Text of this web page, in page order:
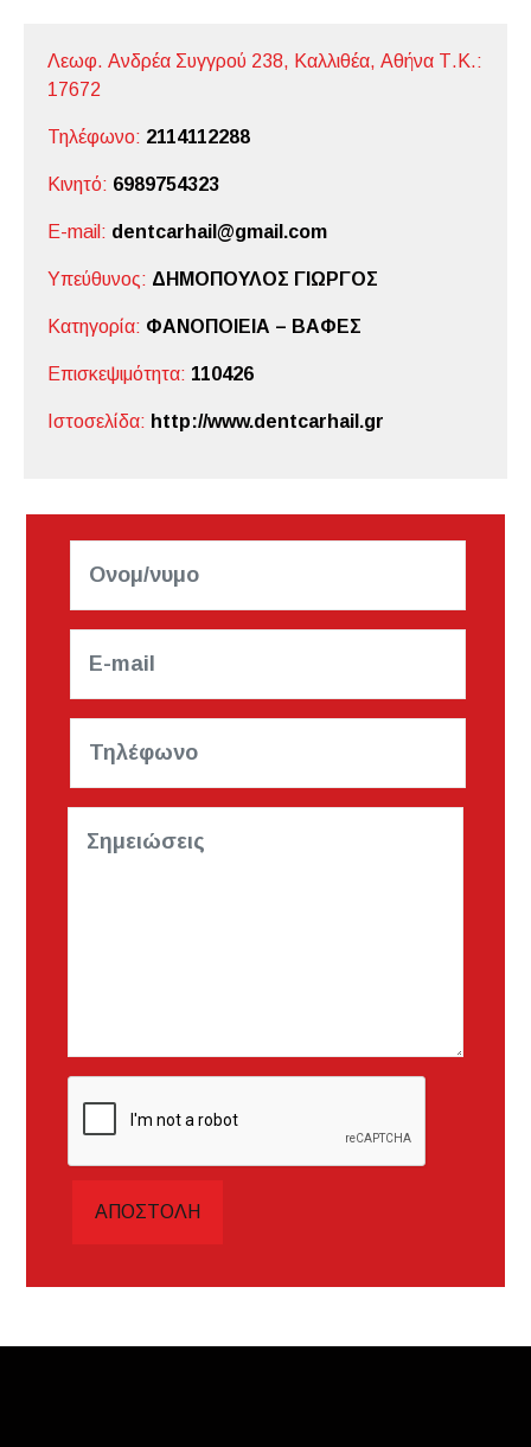
ΑΠΟΣΤΟΛΉ
Λεωφ. Ανδρέα Συγγρού 238, Καλλιθέα, Αθήνα Τ.Κ.:
17672
Τηλέφωνο: 2114112288
Κινητό: 6989754323
E-mail: dentcarhail@gmail.com
Υπεύθυνος: ΔΗΜΟΠΟΥΛΟΣ ΓΙΩΡΓΟΣ
Κατηγορία: ΦΑΝΟΠΟΙΕΙΑ – ΒΑΦΕΣ
Επισκεψιμότητα: 110426
Ιστοσελίδα: http://www.dentcarhail.gr